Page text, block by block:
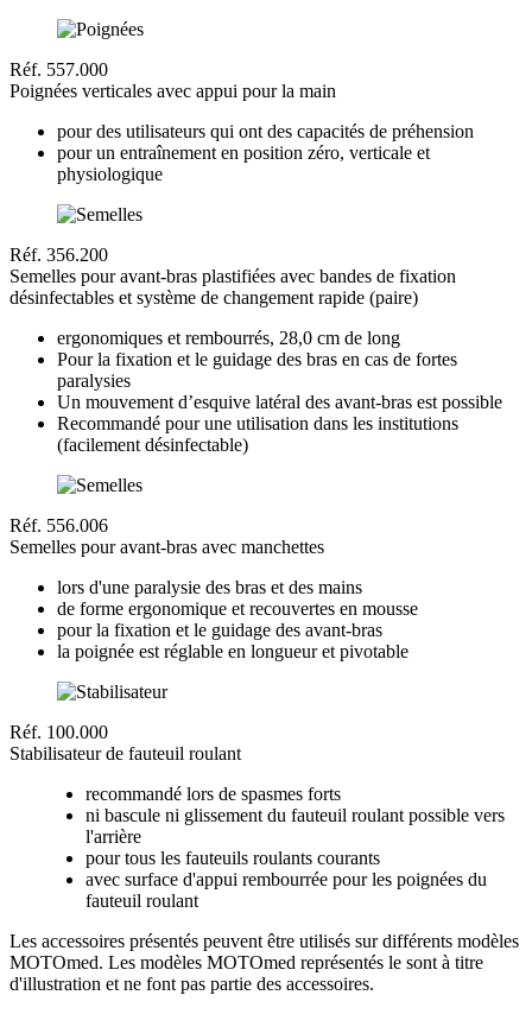
Réf. 557.000
Poignées verticales avec appui pour la main
pour des utilisateurs qui ont des capacités de préhension
pour un entraînement en position zéro, verticale et
physiologique
Réf. 356.200
Semelles pour avant-bras plastifiées avec bandes de fixation
désinfectables et système de changement rapide (paire)
ergonomiques et rembourrés, 28,0 cm de long
Pour la fixation et le guidage des bras en cas de fortes
paralysies
Un mouvement d’esquive latéral des avant-bras est possible
Recommandé pour une utilisation dans les institutions
(facilement désinfectable)
Réf. 556.006
Semelles pour avant-bras avec manchettes
lors d'une paralysie des bras et des mains
de forme ergonomique et recouvertes en mousse
pour la fixation et le guidage des avant-bras
la poignée est réglable en longueur et pivotable
Réf. 100.000
Stabilisateur de fauteuil roulant
recommandé lors de spasmes forts
ni bascule ni glissement du fauteuil roulant possible vers
l'arrière
pour tous les fauteuils roulants courants
avec surface d'appui rembourrée pour les poignées du
fauteuil roulant
Les accessoires présentés peuvent être utilisés sur différents modèles
MOTOmed. Les modèles MOTOmed représentés le sont à titre
d'illustration et ne font pas partie des accessoires.